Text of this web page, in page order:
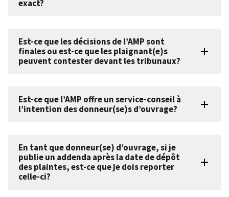
exact?
Est-ce que les décisions de l’AMP sont
finales ou est-ce que les plaignant(e)s
peuvent contester devant les tribunaux?
Est-ce que l’AMP offre un service-conseil à
l’intention des donneur(se)s d’ouvrage?
En tant que donneur(se) d’ouvrage, si je
publie un addenda après la date de dépôt
des plaintes, est-ce que je dois reporter
celle-ci?